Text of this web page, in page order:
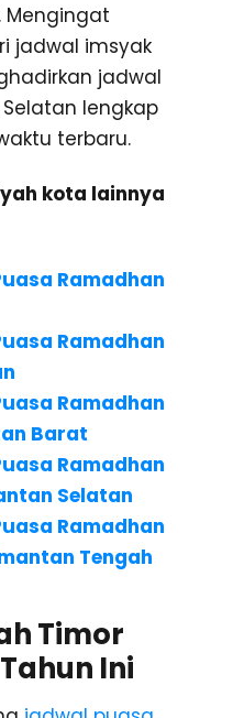
Mengingat
jadwal imsyak
jadwal
lengkap
terbaru.
kota lainnya
Ramadhan
Ramadhan
Ramadhan
Barat
Ramadhan
Selatan
Ramadhan
Tengah
Timor
Ini